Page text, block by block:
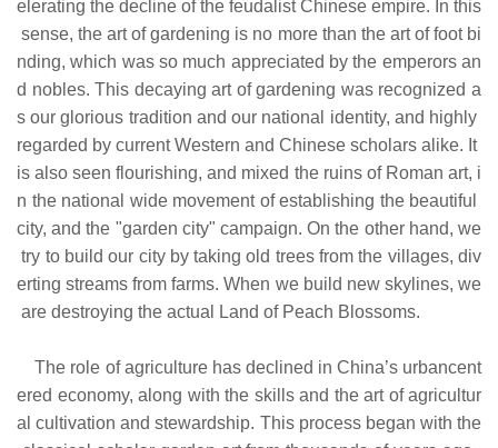
elerating the decline of the feudalist Chinese empire. In this
sense, the art of gardening is no more than the art of foot bi
nding, which was so much appreciated by the emperors an
d nobles. This decaying art of gardening was recognized a
s our glorious tradition and our national identity, and highly
regarded by current Western and Chinese scholars alike. It
is also seen flourishing, and mixed the ruins of Roman art, i
n the national wide movement of establishing the beautiful
city, and the "garden city" campaign. On the other hand, we
try to build our city by taking old trees from the villages, div
erting streams from farms. When we build new skylines, we
are destroying the actual Land of Peach Blossoms.
The role of agriculture has declined in China’s urbancent
ered economy, along with the skills and the art of agricultur
al cultivation and stewardship. This process began with the